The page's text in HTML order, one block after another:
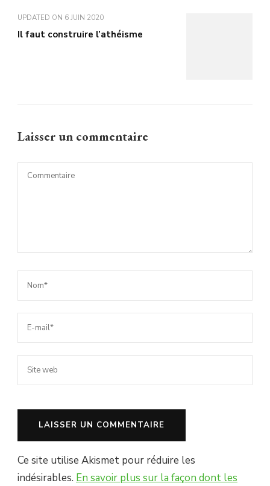
UPDATED ON 6 JUIN 2020
Il faut construire l’athéisme
Laisser un commentaire
Ce site utilise Akismet pour réduire les
indésirables. En savoir plus sur la façon dont les